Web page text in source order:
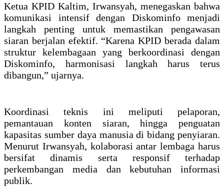
Ketua KPID Kaltim, Irwansyah, menegaskan bahwa
komunikasi intensif dengan Diskominfo menjadi
langkah penting untuk memastikan pengawasan
siaran berjalan efektif. “Karena KPID berada dalam
struktur kelembagaan yang berkoordinasi dengan
Diskominfo, harmonisasi langkah harus terus
dibangun,” ujarnya.
Koordinasi teknis ini meliputi pelaporan,
pemantauan konten siaran, hingga penguatan
kapasitas sumber daya manusia di bidang penyiaran.
Menurut Irwansyah, kolaborasi antar lembaga harus
bersifat dinamis serta responsif terhadap
perkembangan media dan kebutuhan informasi
publik.